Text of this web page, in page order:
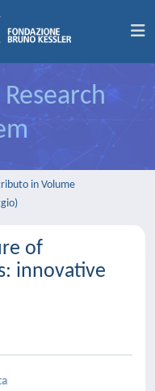
in Volume
of
innovative